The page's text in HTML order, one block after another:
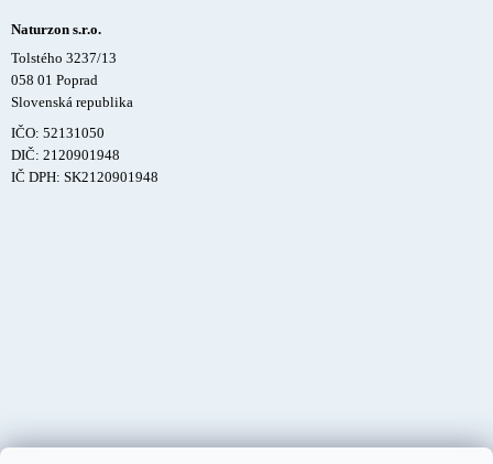
Naturzon s.r.o.
Tolstého 3237/13
058 01 Poprad
Slovenská republika
IČO: 52131050
DIČ: 2120901948
IČ DPH: SK2120901948